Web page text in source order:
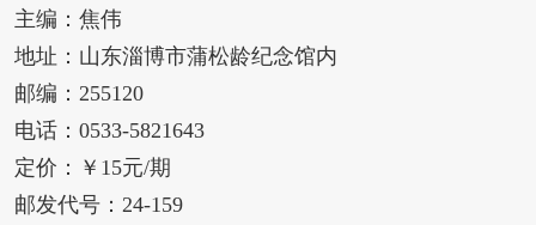
主编：焦伟
地址：山东淄博市蒲松龄纪念馆内
邮编：255120
电话：0533-5821643
定价：￥15元/期
邮发代号：24-159